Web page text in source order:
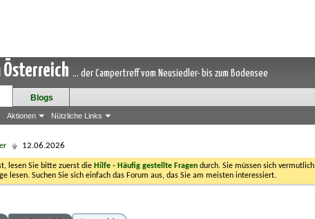
Österreich ... der Campertreff vom Neusiedler- bis zum Bodensee
Aktionen Nützliche Links
Blogs
12.06.2026
lesen Sie bitte zuerst die Hilfe - Häufig gestellte Fragen durch. Sie müssen sich vermutlich
lesen. Suchen Sie sich einfach das Forum aus, das Sie am meisten interessiert.